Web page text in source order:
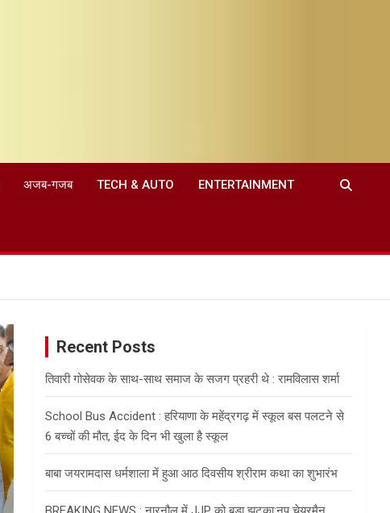
अजब-गजब TECH & AUTO ENTERTAINMENT
Recent Posts
तिवारी गोसेवक के साथ-साथ समाज के सजग प्रहरी थे : रामविलास शर्मा
School Bus Accident : हरियाणा के महेंद्रगढ़ में स्कूल बस पलटने से
6 बच्चों की मौत, ईद के दिन भी खुला है स्कूल
बाबा जयरामदास धर्मशाला में हुआ आठ दिवसीय श्रीराम कथा का शुभारंभ